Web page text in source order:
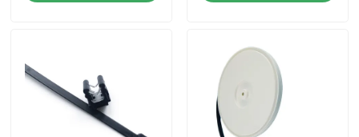
Zipkabelbinder
Nylonkabelbinder